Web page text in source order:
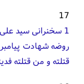
17
1 سخنرانی سید
روضه شهادت
قتلته و من قتلته